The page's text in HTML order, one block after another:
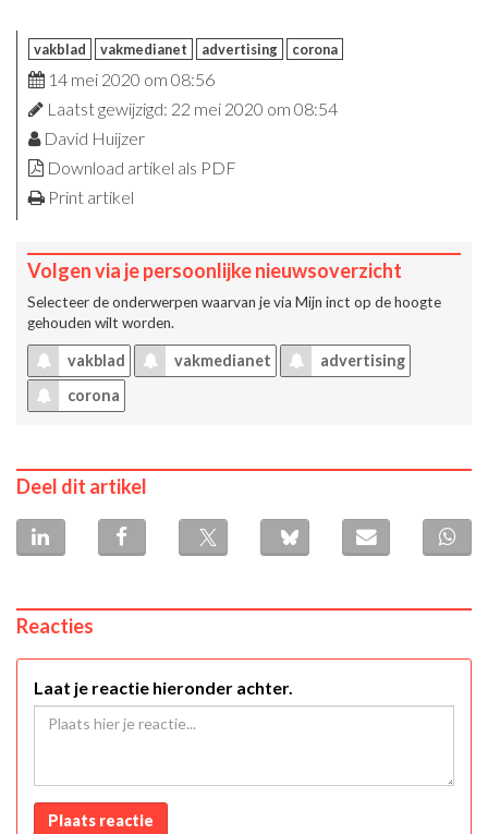
vakblad vakmedianet advertising corona
14 mei 2020 om 08:56
Laatst gewijzigd: 22 mei 2020 om 08:54
David Huijzer
Download artikel als PDF
Print artikel
Volgen via je persoonlijke nieuwsoverzicht
Selecteer de onderwerpen waarvan je via Mijn inct op de hoogte
gehouden wilt worden.
vakblad vakmedianet
advertising
corona
Deel dit artikel
Reacties
Laat je reactie hieronder achter.
Plaats reactie